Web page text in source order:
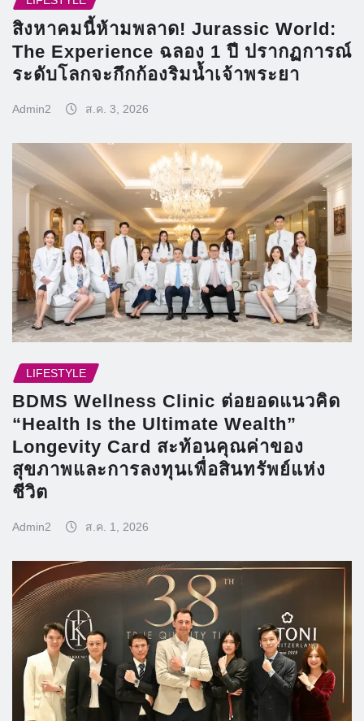
สิงหาคมนี้ห้ามพลาด! Jurassic World:
The Experience ฉลอง 1 ปี ปรากฏการณ์
ระดับโลกจะกึกก้องริมน้ำเจ้าพระยา
Admin2 ส.ค. 3, 2026
LIFESTYLE
BDMS Wellness Clinic ต่อยอดแนวคิด
“Health Is the Ultimate Wealth”
Longevity Card สะท้อนคุณค่าของ
สุขภาพและการลงทุนเพื่อสินทรัพย์แห่ง
ชีวิต
Admin2 ส.ค. 1, 2026